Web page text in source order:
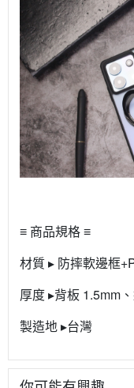
≡ 商品規格 ≡
材質 ▸ 防摔軟邊框
厚度 ▸背板 1.5mm
製造地 ▸台灣